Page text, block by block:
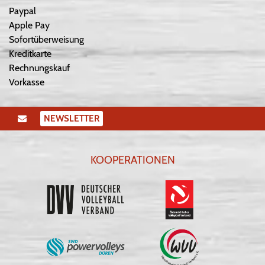
Paypal
Apple Pay
Sofortüberweisung
Kreditkarte
Rechnungskauf
Vorkasse
NEWSLETTER
KOOPERATIONEN